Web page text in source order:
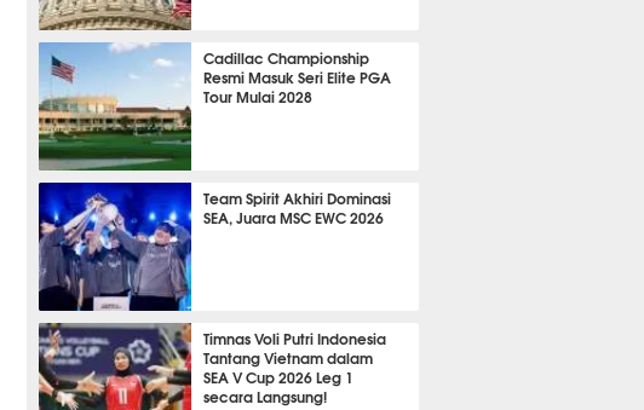
TINJU
Cadillac Championship
Resmi Masuk Seri Elite PGA
Tour Mulai 2028
GOLF
Team Spirit Akhiri Dominasi
SEA, Juara MSC EWC 2026
ESPORTS
Timnas Voli Putri Indonesia
Tantang Vietnam dalam
SEA V Cup 2026 Leg 1
secara Langsung!